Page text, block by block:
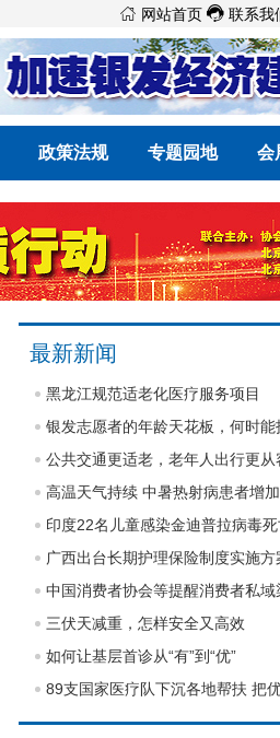
 网站首页  联系我
政策法规 专题园地 会
最新新闻
黑龙江规范适老化医疗服务项目
银发志愿者的年龄天花板，何时能
公共交通更适老，老年人出行更从
印度22名儿童感染金迪普拉病毒
广西出台长期护理保险制度实施方
中国消费者协会等提醒消费者私
三伏天减重，怎样安全又高效
如何让基层首诊从“有”到“优”